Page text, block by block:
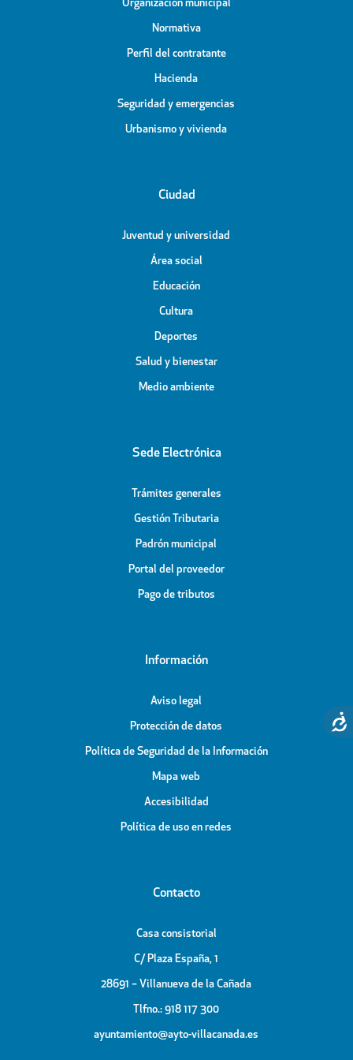
Organización municipal
Normativa
Perfil del contratante
Hacienda
Seguridad y emergencias
Urbanismo y vivienda
Ciudad
Juventud y universidad
Área social
Educación
Cultura
Deportes
Salud y bienestar
Medio ambiente
Sede Electrónica
Trámites generales
Gestión Tributaria
Padrón municipal
Portal del proveedor
Pago de tributos
Información
Aviso legal
Protección de datos
Política de Seguridad de la Información
Mapa web
Accesibilidad
Política de uso en redes
Contacto
Casa consistorial
C/ Plaza España, 1
28691 – Villanueva de la Cañada
Tlfno.: 918 117 300
ayuntamiento@ayto-villacanada.es